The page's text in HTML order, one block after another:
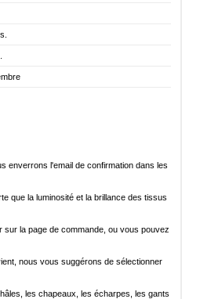
enverrons l'email de confirmation dans les
que la luminosité et la brillance des tissus
la page de commande, ou vous pouvez
nous vous suggérons de sélectionner
les chapeaux, les écharpes, les gants